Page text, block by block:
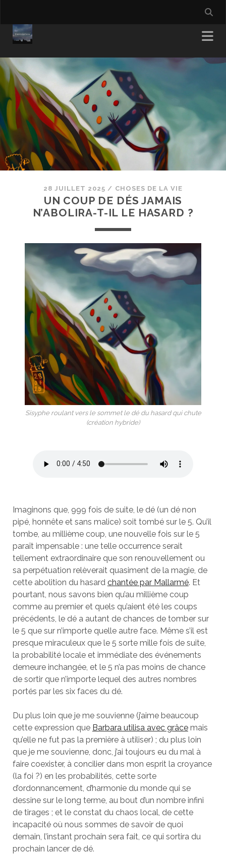
28 JUILLET 2025 / CHOSES DE LA VIE
UN COUP DE DÉS JAMAIS
N’ABOLIRA-T-IL LE HASARD ?
Sisyphe roulant vers le sommet le dé du hasard qui chute
(création hybride)
Imaginons que, 999 fois de suite, le dé (un dé non
pipé, honnête et sans malice) soit tombé sur le 5. Qu’il
tombe, au millième coup, une nouvelle fois sur le 5
paraît impensable : une telle occurrence serait
tellement extraordinaire que son renouvellement ou
sa perpétuation relèverait quasiment de la magie, de
cette abolition du hasard chantée par Mallarmé. Et
pourtant, nous savons bien qu’au millième coup
comme au premier et quels qu’aient été les coups
précédents, le dé a autant de chances de tomber sur
le 5 que sur n’importe quelle autre face. Même s’il est
presque miraculeux que le 5 sorte mille fois de suite,
la probabilité locale et immédiate des événements
demeure inchangée, et le 5 n’a pas moins de chance
de sortir que n’importe lequel des autres nombres
portés par les six faces du dé.
Du plus loin que je me souvienne (j’aime beaucoup
cette expression que Barbara utilisa avec grâcemais
qu’elle ne fut pas la première à utiliser) ; du plus loin
que je me souvienne, donc, j’ai toujours eu du mal à
faire coexister, à concilier dans mon esprit la croyance
(la foi ?) en les probabilités, cette sorte
d’ordonnancement, d’harmonie du monde qui se
dessine sur le long terme, au bout d’un nombre infini
de tirages ; et le constat du chaos local, de cette
incapacité où nous sommes de savoir de quoi
demain, l’instant prochain sera fait, ce qui sortira du
prochain lancer de dé.